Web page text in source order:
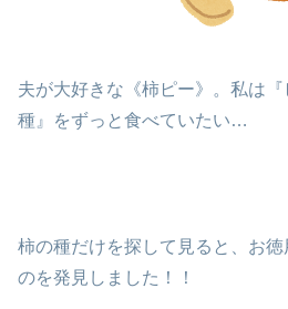
夫が大好きな《柿ピー》。私は
種』をずっと食べていたい…
柿の種だけを探して見ると、お
のを発見しました！！